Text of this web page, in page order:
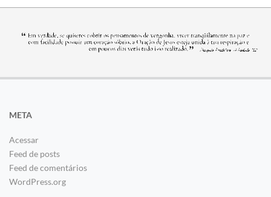
META
Acessar
Feed de posts
Feed de comentários
WordPress.org